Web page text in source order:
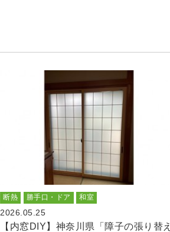
断熱 勝手口・ドア 和室
2026.05.25
【内窓DIY】神奈川県「障子の張り替え